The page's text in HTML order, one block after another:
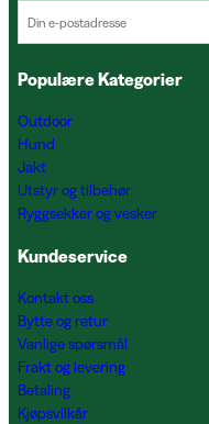
Populære Kategorier
Outdoor
Hund
Jakt
Utstyr og tilbehør
Ryggsekker og vesker
Kundeservice
Kontakt oss
Bytte og retur
Vanlige spørsmål
Frakt og levering
Betaling
Kjøpsvilkår